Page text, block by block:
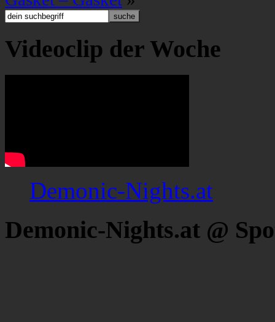
Videoclip der Woche
Demonic-Nights.at
Demonic-Nights.at @